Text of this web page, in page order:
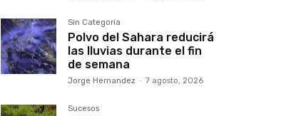
Sin Categoría
Polvo del Sahara reducirá
las lluvias durante el fin
de semana
Jorge Hernandez - 7 agosto, 2026
Sucesos